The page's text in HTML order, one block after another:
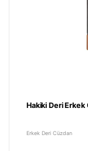
Hakiki Deri Erkek
Erkek Deri Cüzdan